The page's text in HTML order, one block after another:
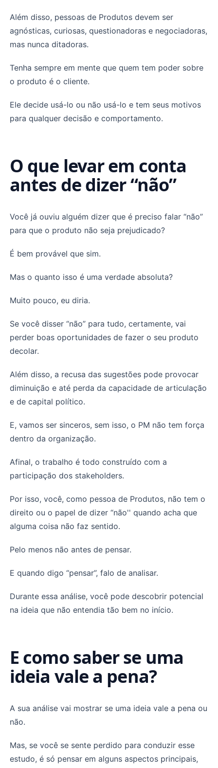
Além disso, pessoas de Produtos devem ser
agnósticas, curiosas, questionadoras e negociadoras,
mas nunca ditadoras.
Tenha sempre em mente que quem tem poder sobre
o produto é o cliente.
Ele decide usá-lo ou não usá-lo e tem seus motivos
para qualquer decisão e comportamento.
O que levar em conta
antes de dizer “não”
Você já ouviu alguém dizer que é preciso falar “não”
para que o produto não seja prejudicado?
É bem provável que sim.
Mas o quanto isso é uma verdade absoluta?
Muito pouco, eu diria.
Se você disser “não” para tudo, certamente, vai
perder boas oportunidades de fazer o seu produto
decolar.
Além disso, a recusa das sugestões pode provocar
diminuição e até perda da capacidade de articulação
e de capital político.
E, vamos ser sinceros, sem isso, o PM não tem força
dentro da organização.
Afinal, o trabalho é todo construído com a
participação dos stakeholders.
Por isso, você, como pessoa de Produtos, não tem o
direito ou o papel de dizer “não'' quando acha que
alguma coisa não faz sentido.
Pelo menos não antes de pensar.
E quando digo “pensar”, falo de analisar.
Durante essa análise, você pode descobrir potencial
na ideia que não entendia tão bem no início.
E como saber se uma
ideia vale a pena?
A sua análise vai mostrar se uma ideia vale a pena ou
não.
Mas, se você se sente perdido para conduzir esse
estudo, é só pensar em alguns aspectos principais,